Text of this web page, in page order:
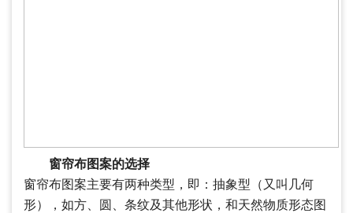
窗帘布图案的选择
窗帘布图案主要有两种类型，即：抽象型（又叫几何
形），如方、圆、条纹及其他形状，和天然物质形态图